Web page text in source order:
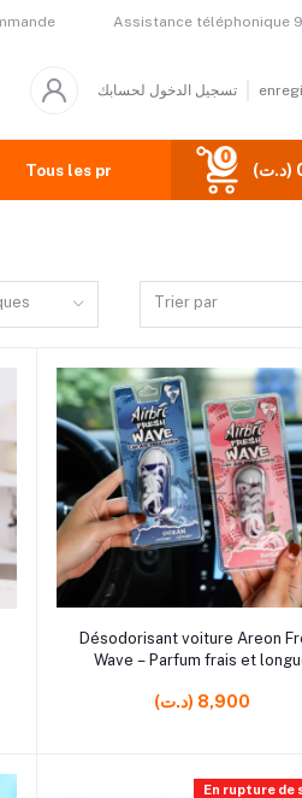
Assistance téléphonique
تسجيل الدخول لحسابك
Tous les produits
0
Trier par
Ajouter au panier
Désodorisant voiture Areon
Wave – Parfum frais et
(د.ت) 8,900
En rupture de